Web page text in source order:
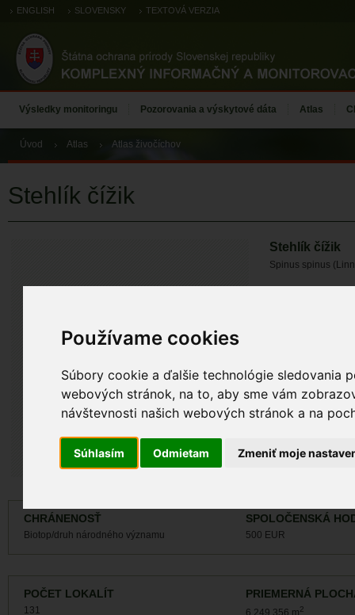
Používame cookies
Súbory cookie a ďalšie technológie sledovania
webových stránok, na to, aby sme vám
návštevnosti našich webových stránok a na
Súhlasím Odmietam Zmeniť moje
ENGLISH SLOVENSKY TEXTOVÁ VERZIA
Výsledky monitoringu Pozorovania a výskytové dáta Atlas
Úvod Atlas Atlas živočíchov
Stehlík čížik
Stehlík čížik
Spinus spinus
Záznamy
CHRÁNENOSŤ
Biotop/druh národného významu
SPOLOČENSKÁ
500 EUR
POČET LOKALÍT
131
PRIEMERNÁ
6 249 356 m2